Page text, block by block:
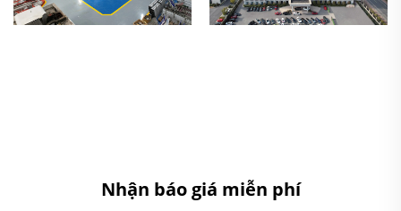
Nhận báo giá miễn phí